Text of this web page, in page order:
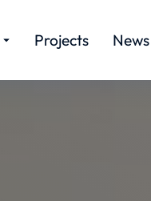
Projects News